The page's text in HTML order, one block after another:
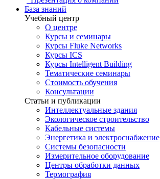
База знаний
Учебный центр
О центре
Курсы и семинары
Курсы Fluke Networks
Курсы ICS
Курсы Intelligent Building
Тематические семинары
Стоимость обучения
Консультации
Статьи и публикации
Интеллектуальные здания
Экологическое строительство
Кабельные системы
Энергетика и электроснабжение
Системы безопасности
Измерительное оборудование
Центры обработки данных
Термография